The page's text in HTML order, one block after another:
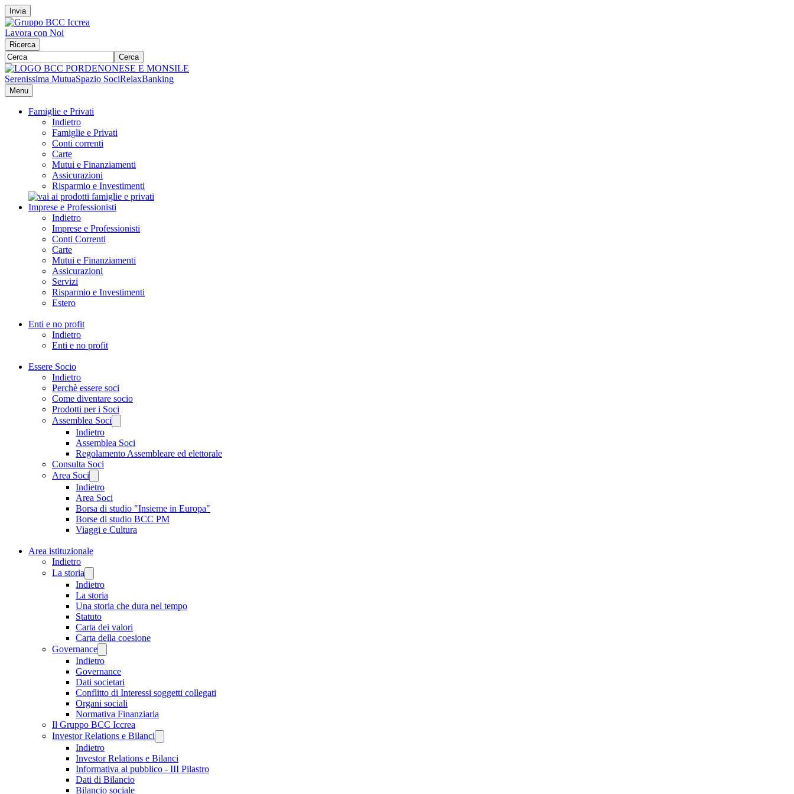
Invia
Lavora con Noi
Ricerca
Cerca
Serenissima MutuaSpazio SociRelaxBanking
Menu
Famiglie e Privati
Indietro
Famiglie e Privati
Conti correnti
Carte
Mutui e Finanziamenti
Assicurazioni
Risparmio e Investimenti
Imprese e Professionisti
Indietro
Imprese e Professionisti
Conti Correnti
Carte
Mutui e Finanziamenti
Assicurazioni
Servizi
Risparmio e Investimenti
Estero
Enti e no profit
Indietro
Enti e no profit
Essere Socio
Indietro
Perchè essere soci
Come diventare socio
Prodotti per i Soci
Assemblea Soci
Indietro
Assemblea Soci
Regolamento Assembleare ed elettorale
Consulta Soci
Area Soci
Indietro
Area Soci
Borsa di studio "Insieme in Europa"
Borse di studio BCC PM
Viaggi e Cultura
Area istituzionale
Indietro
La storia
Indietro
La storia
Una storia che dura nel tempo
Statuto
Carta dei valori
Carta della coesione
Governance
Indietro
Governance
Dati societari
Conflitto di Interessi soggetti collegati
Organi sociali
Normativa Finanziaria
Il Gruppo BCC Iccrea
Investor Relations e Bilanci
Indietro
Investor Relations e Bilanci
Informativa al pubblico - III Pilastro
Dati di Bilancio
Bilancio sociale